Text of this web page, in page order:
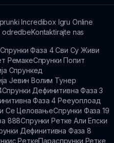
Incredibox Igru Online
odredbeKontaktirajte nas
Спрунки Фаза 4 Сви Су Живи
РемакеСпрунки Попит
Спрункед
Јевин Волим Тунер
Спрунки Дефинитивна Фаза 3
Фаза 4 Рееуоплоад
Се ЦеловањеСпрунки Фаза 19
888Спрунки Ретке Али Епски
Дефинитивна Фаза 8
РеткеПараспрунки Ретке